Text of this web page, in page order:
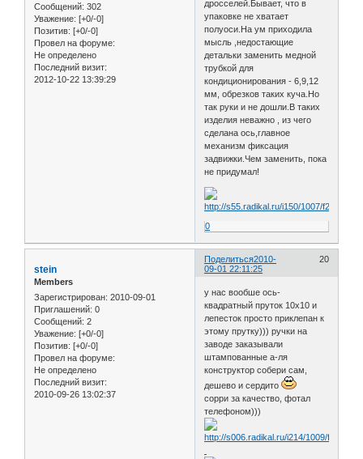
Сообщений: 302
Уважение: [+0/-0]
Позитив: [+0/-0]
Провел на форуме:
Не определено
Последний визит:
2012-10-22 13:39:29
дросселей.Бывает, что в
упаковке не хватает
полуоси.На ум приходила
мысль ,недостающие
детальки заменить медной
трубкой для
кондиционирования - 6,9,12
мм, обрезков таких куча.Но
так руки и не дошли.В таких
изделия неважно , из чего
сделана ось,главное
механизм фиксация
задвижки.Чем заменить, пока
не придумал!
0
Поделиться 20
2010-
09-01 22:11:25
stein
Members
Зарегистрирован: 2010-09-01
Приглашений: 0
Сообщений: 2
Уважение: [+0/-0]
Позитив: [+0/-0]
Провел на форуме:
Не определено
Последний визит:
2010-09-26 13:02:37
у нас вообше ось-
квадратный пруток 10x10 и
лепесток просто приклепан к
этому прутку))) ручки на
заводе заказывали
штампованные а-ля
конструктор собери сам,
дешево и сердито
сорри за качество, фотал
телефоном)))